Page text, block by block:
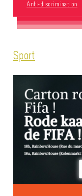
Anti-discrimination
Sport